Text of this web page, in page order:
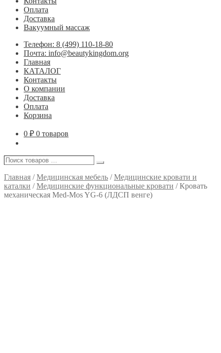
Оплата
Доставка
Вакуумный массаж
Телефон: 8 (499) 110-18-80
Почта: info@beautykingdom.org
Главная
КАТАЛОГ
Контакты
О компании
Доставка
Оплата
Корзина
0 ₽ 0 товаров
Поиск
…
Поиск
Главная /Медицинская мебель /Медицинские кровати и
каталки /Медицинские функциональные кровати /Кровать
механическая Med-Mos YG-6 (ЛДСП венге)